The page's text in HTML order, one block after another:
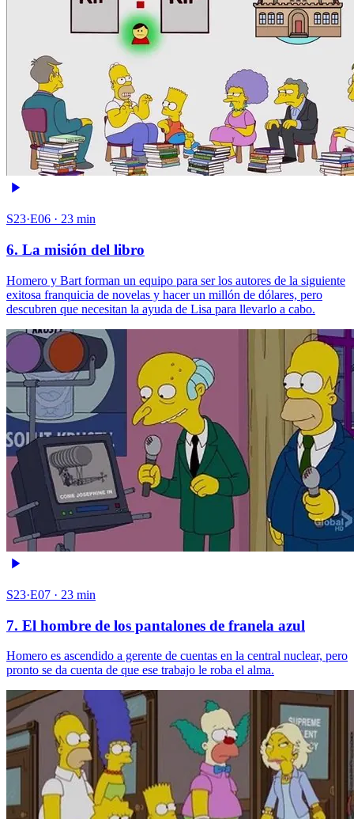
S23·E06 · 23 min
6. La misión del libro
Homero y Bart forman un equipo para ser los autores de la siguiente
exitosa franquicia de novelas y hacer un millón de dólares, pero
descubren que necesitan la ayuda de Lisa para llevarlo a cabo.
S23·E07 · 23 min
7. El hombre de los pantalones de franela azul
Homero es ascendido a gerente de cuentas en la central nuclear, pero
pronto se da cuenta de que ese trabajo le roba el alma.